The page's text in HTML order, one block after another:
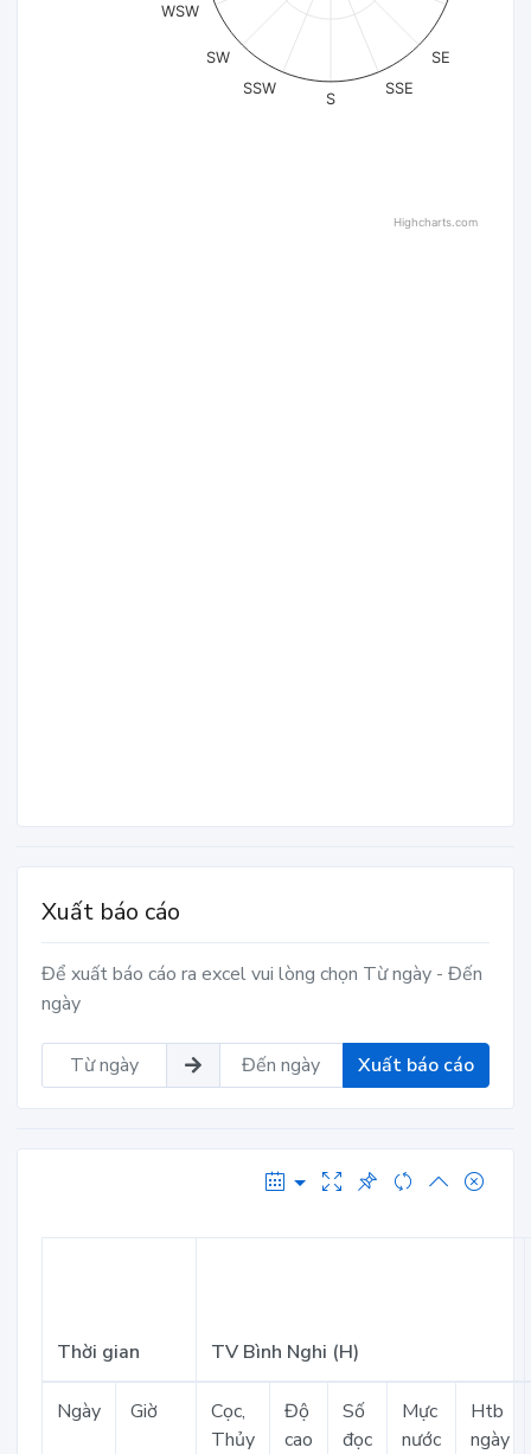
SE
SSE
S
SSW
SW
WSW
Highcharts.com
Xuất báo cáo
Để xuất báo cáo ra excel vui lòng chọn Từ ngày - Đến
ngày
Xuất báo cáo
Thời gian TV Bình Nghi (H)
Ngày Giờ
Cọc,
Thủy
Độ
cao
Số
đọc
Mực
nước
Htb
ngày